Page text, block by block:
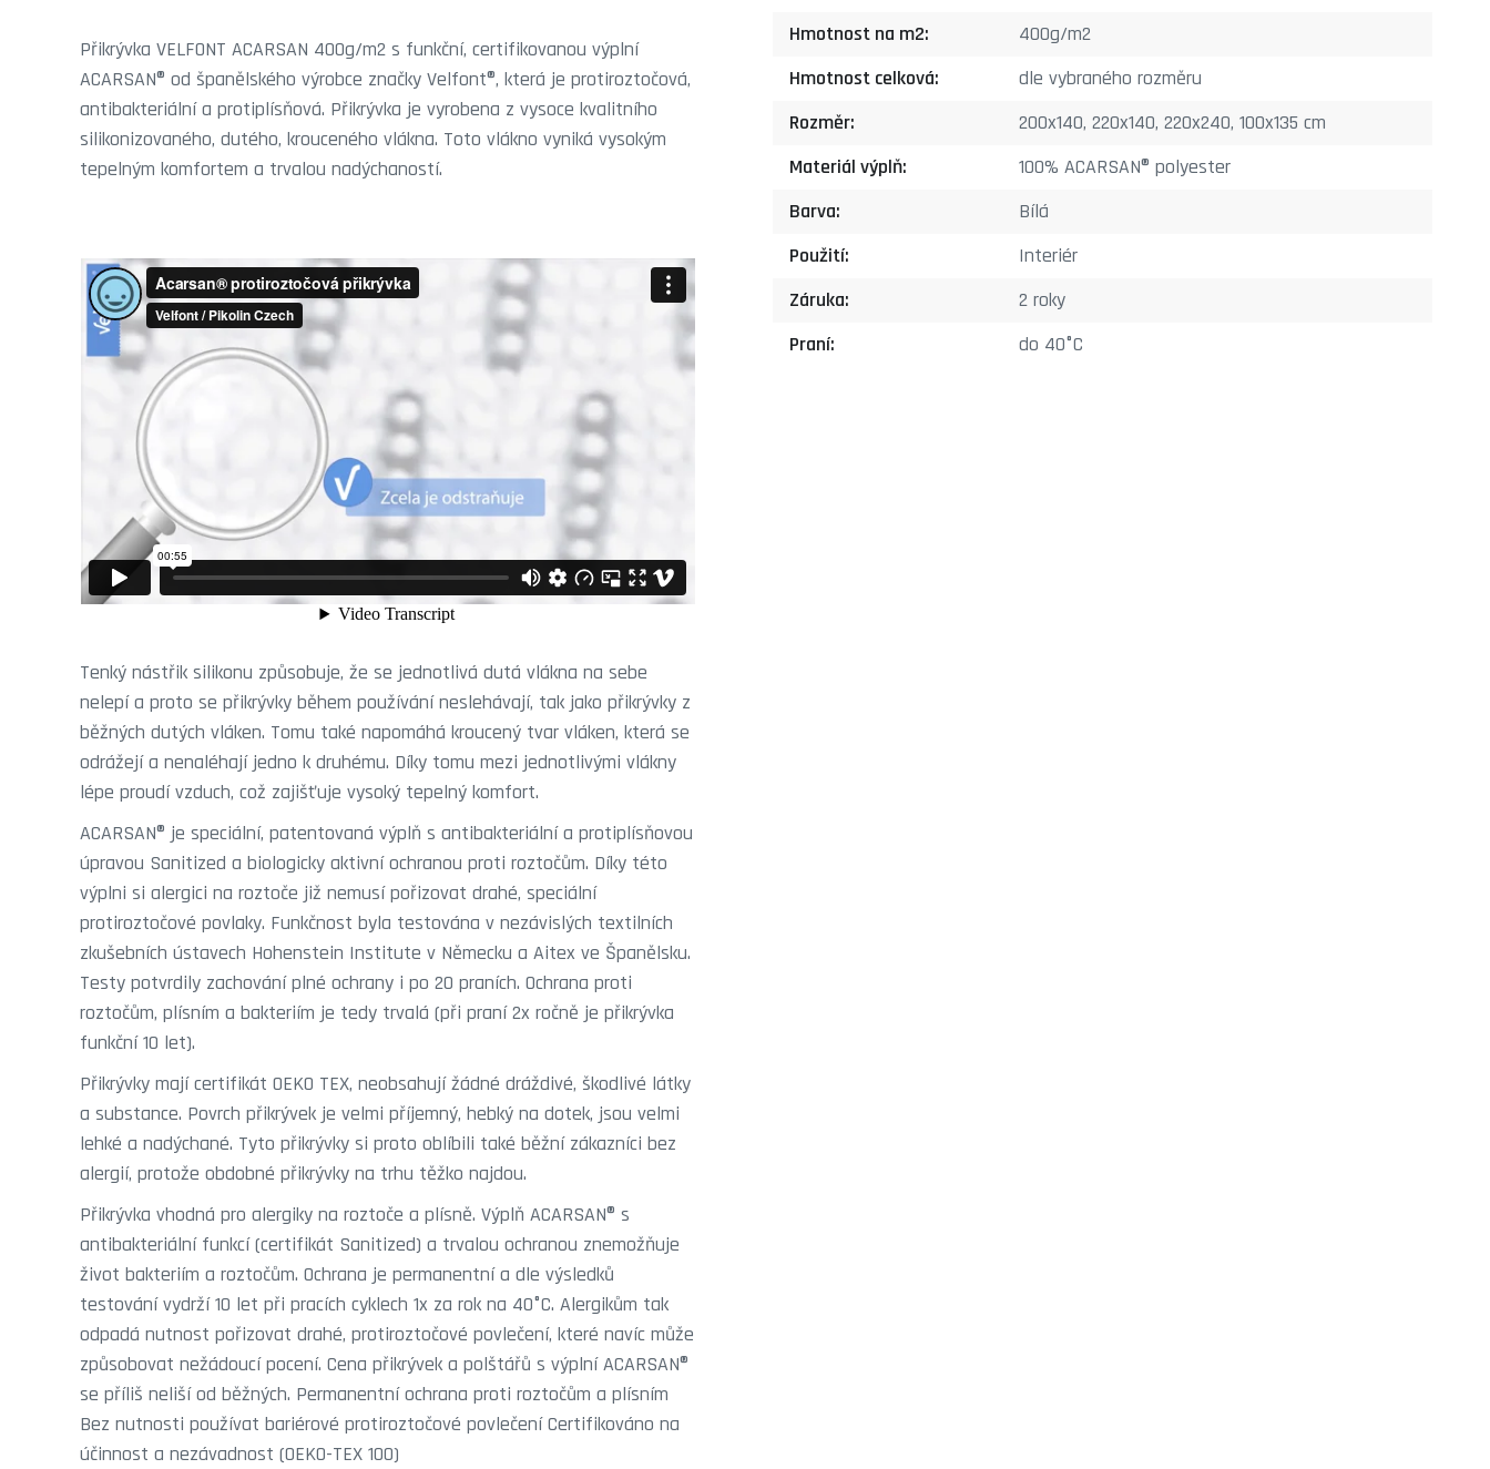
Přikrývka VELFONT ACARSAN 400g/m2 s funkční, certifikovanou výplní
ACARSAN® od španělského výrobce značky Velfont®, která je protiroztočová,
antibakteriální a protiplísňová. Přikrývka je vyrobena z vysoce kvalitního
silikonizovaného, dutého, krouceného vlákna. Toto vlákno vyniká vysokým
tepelným komfortem a trvalou nadýchaností.
Tenký nástřik silikonu způsobuje, že se jednotlivá dutá vlákna na sebe
nelepí a proto se přikrývky během používání neslehávají, tak jako přikrývky z
běžných dutých vláken. Tomu také napomáhá kroucený tvar vláken, která se
odrážejí a nenaléhají jedno k druhému. Díky tomu mezi jednotlivými vlákny
lépe proudí vzduch, což zajišťuje vysoký tepelný komfort.
ACARSAN® je speciální, patentovaná výplň s antibakteriální a protiplísňovou
úpravou Sanitized a biologicky aktivní ochranou proti roztočům. Díky této
výplni si alergici na roztoče již nemusí pořizovat drahé, speciální
protiroztočové povlaky. Funkčnost byla testována v nezávislých textilních
zkušebních ústavech Hohenstein Institute v Německu a Aitex ve Španělsku.
Testy potvrdily zachování plné ochrany i po 20 praních. Ochrana proti
roztočům, plísním a bakteriím je tedy trvalá (při praní 2x ročně je přikrývka
funkční 10 let).
Přikrývky mají certifikát OEKO TEX, neobsahují žádné dráždivé, škodlivé látky
a substance. Povrch přikrývek je velmi příjemný, hebký na dotek, jsou velmi
lehké a nadýchané. Tyto přikrývky si proto oblíbili také běžní zákazníci bez
alergií, protože obdobné přikrývky na trhu těžko najdou.
Přikrývka vhodná pro alergiky na roztoče a plísně. Výplň ACARSAN® s
antibakteriální funkcí (certifikát Sanitized) a trvalou ochranou znemožňuje
život bakteriím a roztočům. Ochrana je permanentní a dle výsledků
testování vydrží 10 let při pracích cyklech 1x za rok na 40°C. Alergikům tak
odpadá nutnost pořizovat drahé, protiroztočové povlečení, které navíc může
způsobovat nežádoucí pocení. Cena přikrývek a polštářů s výplní ACARSAN®
se příliš neliší od běžných. Permanentní ochrana proti roztočům a plísním
Bez nutnosti používat bariérové protiroztočové povlečení Certifikováno na
účinnost a nezávadnost (OEKO-TEX 100)
Hmotnost na m2:
400g/m2
Hmotnost celková:
dle vybraného rozměru
Rozměr:
200x140, 220x140, 220x240, 100x135 cm
Materiál výplň:
100% ACARSAN® polyester
Barva:
Bílá
Použití:
Interiér
Záruka:
2 roky
Praní:
do 40°C